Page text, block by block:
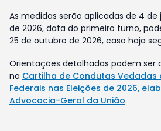
As medidas serão aplicadas de 4
de 2026, data do primeiro turno,
25 de outubro de 2026, caso haja
Orientações detalhadas podem ser
na Cartilha de Condutas Vedadas
Federais nas Eleições de 2026,
Advocacia-Geral da União.